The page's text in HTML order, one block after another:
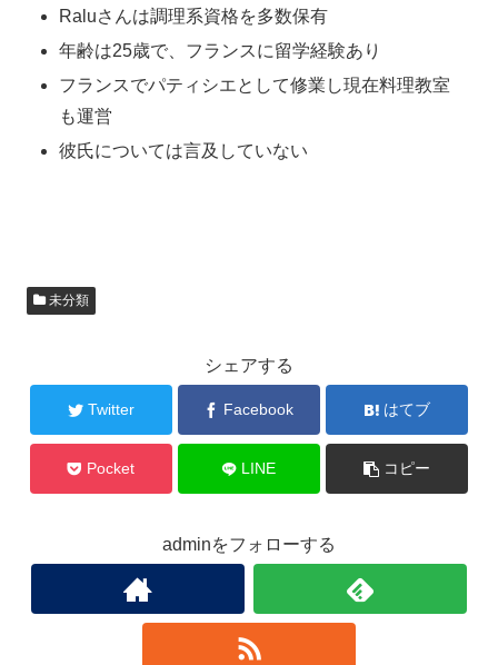
Raluさんは調理系資格を多数保有
年齢は25歳で、フランスに留学経験あり
フランスでパティシエとして修業し現在料理教室
も運営
彼氏については言及していない
未分類
シェアする
Twitter Facebook はてブ
Pocket LINE コピー
adminをフォローする